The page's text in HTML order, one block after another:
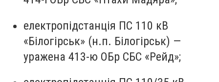
електропідстанція ПС 110 кВ
«Білогірськ» (н.п. Білогірськ) —
уражена 413-ю ОБр СБС «Рейд»;